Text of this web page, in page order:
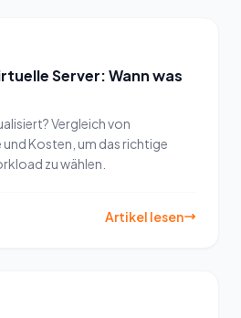
Server: Wann was
Vergleich von
Kosten, um das richtige
zu wählen.
Artikel lesen